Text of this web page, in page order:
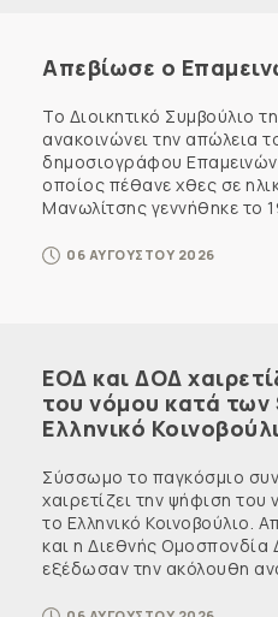
Απεβίωσε ο
Το Διοικητικό Συμβούλιο
ανακοινώνει την απώλεια
δημοσιογράφου
οποίος πέθανε χθες σε
Μανωλίτσης γεννήθηκε το
06 ΑΥΓΟΥΣΤΟΥ 2026
ΕΟΔ και ΔΟΔ
του νόμου κατά των
Ελληνικό
Σύσσωμο το παγκόσμιο
χαιρετίζει την ψήφιση του
το Ελληνικό Κοινοβούλιο.
και η Διεθνής
εξέδωσαν την ακόλουθη